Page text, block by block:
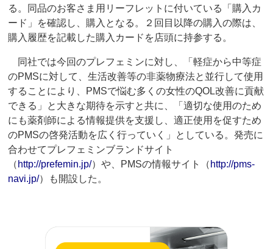
る。同品のお客さま用リーフレットに付いている「購入カ
ード」を確認し、購入となる。２回目以降の購入の際は、
購入履歴を記載した購入カードを店頭に持参する。
同社では今回のプレフェミンに対し、「軽症から中等症
のPMSに対して、生活改善等の非薬物療法と並行して使用
することにより、PMSで悩む多くの女性のQOL改善に貢献
できる」と大きな期待を示すと共に、「適切な使用のため
にも薬剤師による情報提供を支援し、適正使用を促すため
のPMSの啓発活動を広く行っていく」としている。発売に
合わせてプレフェミンブランドサイト
（ http://prefemin.jp/）や、PMSの情報サイト（ http://pms-
navi.jp/）も開設した。